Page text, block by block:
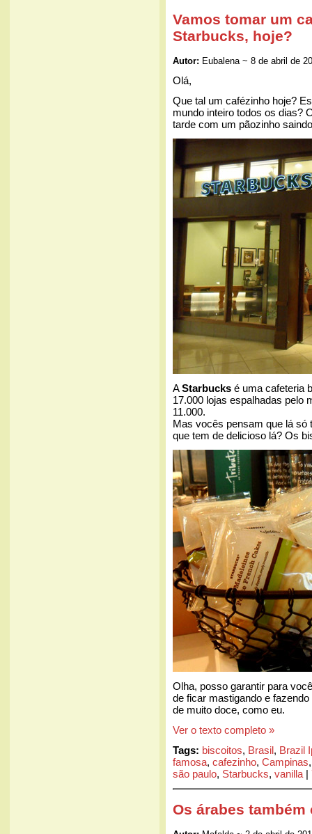
Vamos tomar um
Starbucks, hoje?
Autor: Eubalena ~ 8 de abril de
Olá,
Que tal um cafézinho hoje?
mundo inteiro todos os dias?
tarde com um pãozinho
AStarbucks é uma cafeteria
17.000 lojas espalhadas pelo
11.000.
Mas vocês pensam que lá
que tem de delicioso lá? Os
Olha, posso garantir para
de ficar mastigando e
de muito doce, como eu.
Ver o texto completo »
Tags: biscoitos, Brasil, Brazil
famosa, cafezinho, Campinas
são paulo, Starbucks, vanilla |
Os árabes